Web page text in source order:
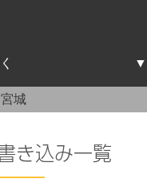
宮城
き込み一覧